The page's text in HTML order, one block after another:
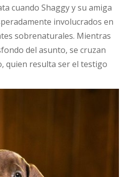
cuando Shaggy y su amiga
involucrados en
sobrenaturales. Mientras
del asunto, se cruzan
quien resulta ser el testigo